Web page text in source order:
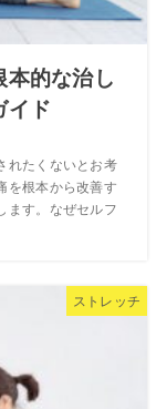
本的な治し
イド
れたくないとお考
を根本から改善す
ます。なぜセルフ
ストレッチ